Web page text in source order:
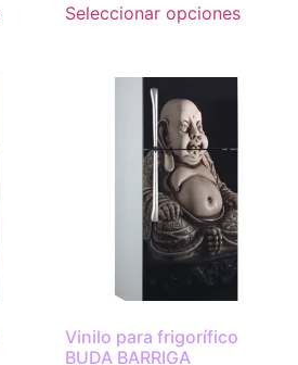
Seleccionar opciones
Vinilo para frigorífico
BUDA BARRIGA